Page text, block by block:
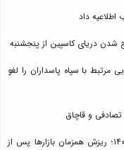
داد
مرتبط با سپاه پاسداران را لغو
و قاچاق
قیمت طلا، سکه و دلار امروز چهارشنبه ۱۴ مرداد ۱۴۰۵؛ ریزش همزمان بازارها پس از